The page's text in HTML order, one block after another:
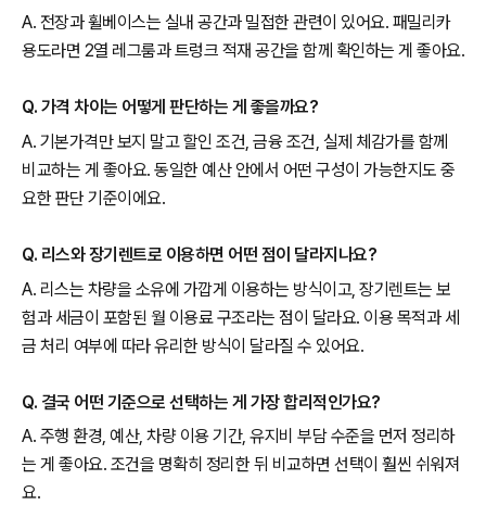
A. 전장과 휠베이스는 실내 공간과 밀접한 관련이 있어요. 패밀리카
용도라면 2열 레그룸과 트렁크 적재 공간을 함께 확인하는 게 좋아요.
Q. 가격 차이는 어떻게 판단하는 게 좋을까요?
A. 기본가격만 보지 말고 할인 조건, 금융 조건, 실제 체감가를 함께
비교하는 게 좋아요. 동일한 예산 안에서 어떤 구성이 가능한지도 중
요한 판단 기준이에요.
Q. 리스와 장기렌트로 이용하면 어떤 점이 달라지나요?
A. 리스는 차량을 소유에 가깝게 이용하는 방식이고, 장기렌트는 보
험과 세금이 포함된 월 이용료 구조라는 점이 달라요. 이용 목적과 세
금 처리 여부에 따라 유리한 방식이 달라질 수 있어요.
Q. 결국 어떤 기준으로 선택하는 게 가장 합리적인가요?
A. 주행 환경, 예산, 차량 이용 기간, 유지비 부담 수준을 먼저 정리하
는 게 좋아요. 조건을 명확히 정리한 뒤 비교하면 선택이 훨씬 쉬워져
요.